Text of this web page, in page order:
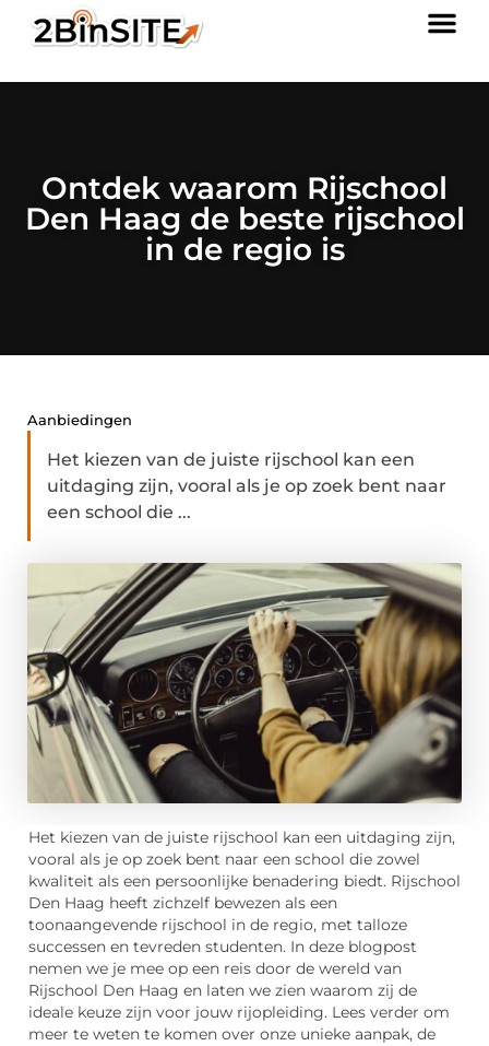
Ontdek waarom Rijschool
Den Haag de beste rijschool
in de regio is
Aanbiedingen
Het kiezen van de juiste rijschool kan een
uitdaging zijn, vooral als je op zoek bent naar
een school die ...
Het kiezen van de juiste rijschool kan een uitdaging zijn,
vooral als je op zoek bent naar een school die zowel
kwaliteit als een persoonlijke benadering biedt. Rijschool
Den Haag heeft zichzelf bewezen als een
toonaangevende rijschool in de regio, met talloze
successen en tevreden studenten. In deze blogpost
nemen we je mee op een reis door de wereld van
Rijschool Den Haag en laten we zien waarom zij de
ideale keuze zijn voor jouw rijopleiding. Lees verder om
meer te weten te komen over onze unieke aanpak, de